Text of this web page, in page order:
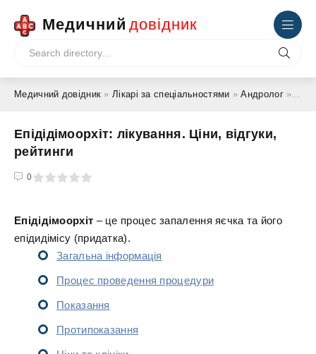
Медичний довідник
Медичний довідник »Лікарі за спеціальностями »Андролог» Епідідімоорхіт: лікування. Ціни, відгуки, рейтинги
Епідідімоорхіт: лікування. Ціни, відгуки,
рейтинги
0
5
Епідідімоорхіт – це процес запалення яєчка та його
епідидімісу (придатка).
Загальна інформація
Процес проведення процедури
Показання
Протипоказання